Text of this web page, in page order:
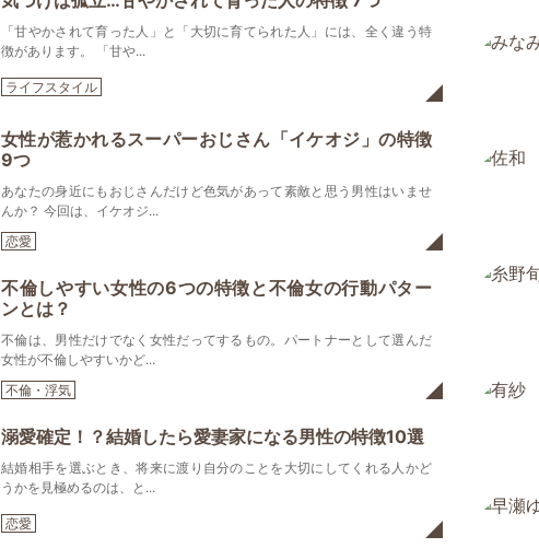
「甘やかされて育った人」と「大切に育てられた人」には、全く違う特
徴があります。 「甘や...
ライフスタイル
女性が惹かれるスーパーおじさん「イケオジ」の特徴
9つ
あなたの身近にもおじさんだけど色気があって素敵と思う男性はいませ
んか？ 今回は、イケオジ...
恋愛
不倫しやすい女性の6つの特徴と不倫女の行動パター
ンとは？
不倫は、男性だけでなく女性だってするもの。パートナーとして選んだ
女性が不倫しやすいかど...
不倫・浮気
溺愛確定！？結婚したら愛妻家になる男性の特徴10選
結婚相手を選ぶとき、将来に渡り自分のことを大切にしてくれる人かど
うかを見極めるのは、と...
恋愛